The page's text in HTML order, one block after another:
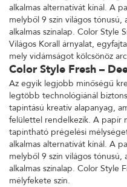
alkalmas alternatívát kínál. A
melyből 9 szín világos tónusú,
alkalmas színalap. Color Style
Világos Korall árnyalat,
mely vidámságot kölcsönöz
Color Style Fresh –
Az egyik legjobb minőségű
legtöbb technológiánál
tapintású kreatív alapanyag,
felülettel rendelkezik. A papír
tapintható prégelési
alkalmas alternatívát kínál. A
melyből 9 szín világos tónusú,
alkalmas színalap. Color Style
mélyfekete szín.